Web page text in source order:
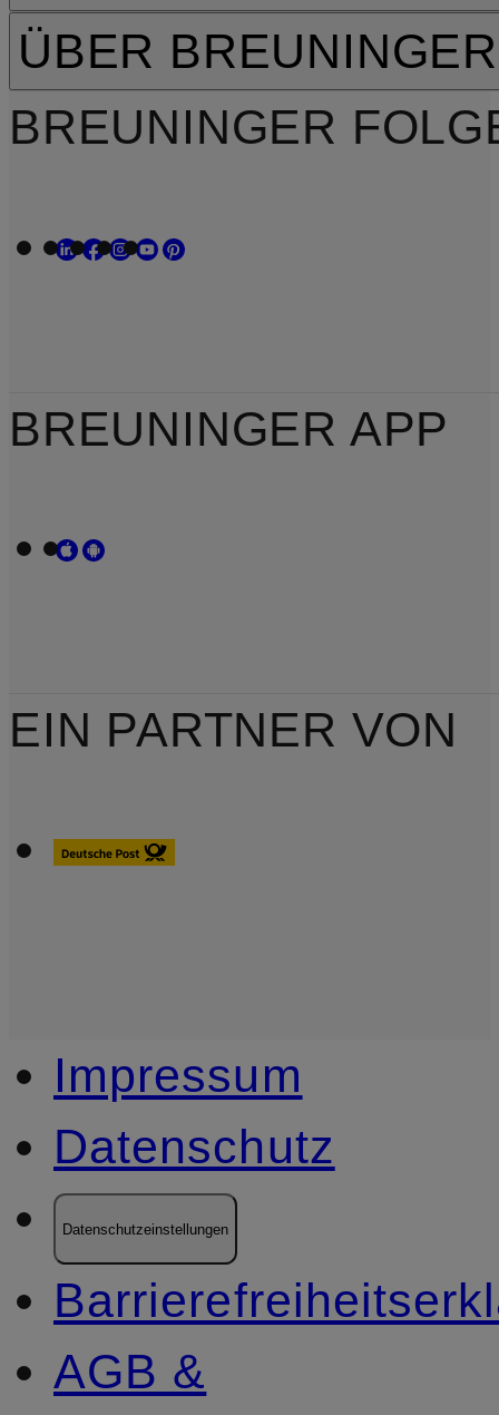
ÜBER BREUNINGER
EIN PARTNER VON
BREUNINGER
BREUNINGER APP
Impressum
Datenschutz
Datenschutzeinstellungen
AGB &